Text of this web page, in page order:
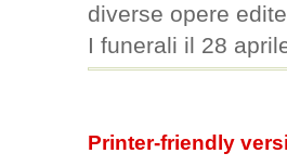
diverse opere
I funerali il 28
Printer-friendly